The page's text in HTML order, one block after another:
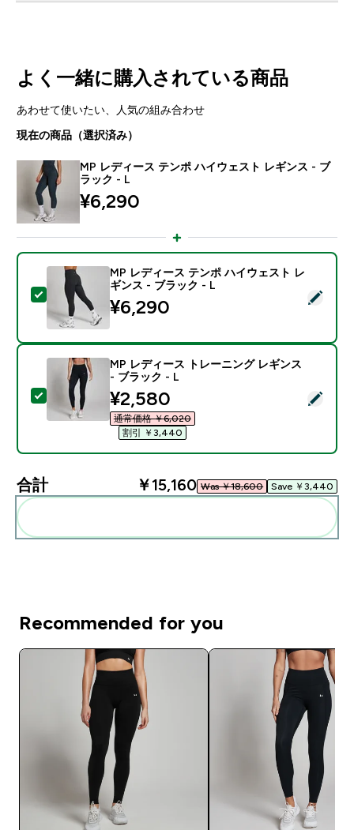
よく一緒に購入されている商品
あわせて使いたい、人気の組み合わせ
現在の商品（選択済み）
MP レディース テンポ ハイウェスト レギンス - ブ
ラック - L
¥6,290‎
この商品を選択 - MP レディース テンポ ハイウェス
MP レディース テンポ ハイウェスト レ
ギンス - ブラック - L
¥6,290‎
この商品を選択 - MP レディース トレーニング レギ
MP レディース トレーニング レギンス
- ブラック - L
discounted price
¥2,580‎
通常価格 ￥6,020‎
割引 ￥3,440‎
合計 ￥15,160‎ Was ￥18,600‎ Save ￥3,440‎
Recommended for you